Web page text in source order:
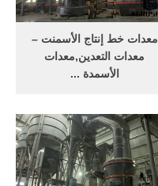
معدات خط إنتاج الأسمنت –
معدات التعدين,معدات
الأسمدة ...
معدات طحن كاملة لمصنع
الأسمنت.